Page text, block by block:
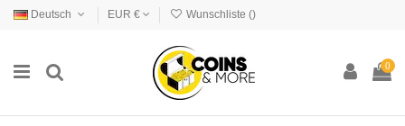
Deutsch EUR € Wunschliste ()
0